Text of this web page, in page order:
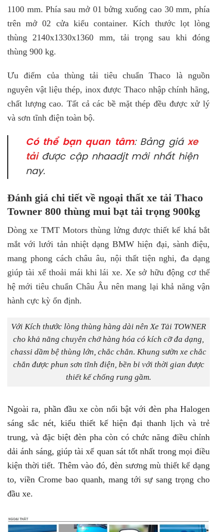
1100 mm. Phía sau mở 01 bửng xuống cao 30 mm, phía
trên mở 02 cửa kiểu container. Kích thước lọt lòng
thùng 2140x1330x1360 mm, tải trọng sau khi đóng
thùng 900 kg.
Ưu điểm của thùng tải tiêu chuẩn Thaco là nguồn
nguyên vật liệu thép, inox được Thaco nhập chính hãng,
chất lượng cao. Tất cả các bề mặt thép đều được xử lý
và sơn tĩnh điện toàn bộ.
Có thể bạn quan tâm: Bảng giáxe
tảiđược cập nhaadjt mới nhất hiện
nay.
Đánh giá chi tiết về ngoại thất xe tải Thaco
Towner 800 thùng mui bạt tải trọng 900kg
Dòng xe TMT Motors thùng lửng được thiết kế khá bắt
mắt với lưới tản nhiệt dạng BMW hiện đại, sành điệu,
mang phong cách châu âu, nội thất tiện nghi, đa dạng
giúp tài xế thoải mái khi lái xe. Xe sở hữu động cơ thế
hệ mới tiêu chuẩn Châu Âu nên mang lại khả năng vận
hành cực kỳ ổn định.
Với Kích thước lòng thùng hàng dài nên Xe Tải TOWNER
cho khả năng chuyên chở hàng hóa có kích cỡ đa dạng,
chassi dầm bệ thùng lớn, chắc chắn. Khung sườn xe chắc
chắn được phun sơn tĩnh điện, bền bỉ với thời gian được
thiết kế chống rung gầm.
Ngoài ra, phần đầu xe còn nổi bật với đèn pha Halogen
sáng sắc nét, kiểu thiết kế hiện đại thanh lịch và trẻ
trung, và đặc biệt đèn pha còn có chức năng điều chỉnh
dải ánh sáng, giúp tài xế quan sát tốt nhất trong mọi điều
kiện thời tiết. Thêm vào đó, đèn sương mù thiết kế dạng
to, viền Crome bao quanh, mang tới sự sang trọng cho
đầu xe.